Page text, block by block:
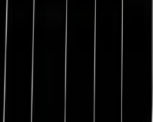
Aussichten.
Das
Quartalsbericht außerdem
laufende Quartal
4,52 Mrd. USD angepeilt,
entsprechen würde. Hier
bei 4,6 Mrd. USD lagen,